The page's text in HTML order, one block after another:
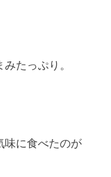
たっぷり。
味に食べたのが